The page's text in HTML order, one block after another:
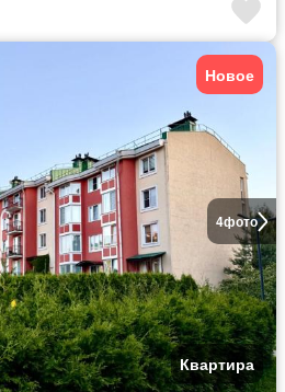
4фото
Новое
Квартира